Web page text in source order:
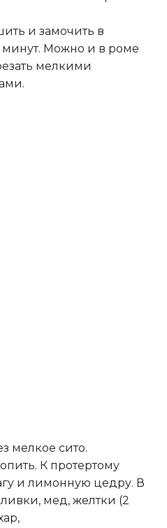
и замочить в
минут. Можно и в роме
мелкими
мелкое сито.
К протертому
и лимонную цедру. В
мед, желтки (2